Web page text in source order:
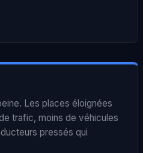
Les places éloignées
trafic, moins de véhicules
pressés qui